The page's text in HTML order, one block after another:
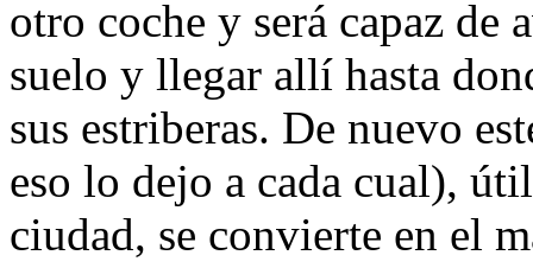
otro coche y será capaz de
suelo y llegar allí hasta
sus estriberas. De nuevo
eso lo dejo a cada cual),
ciudad, se convierte en el